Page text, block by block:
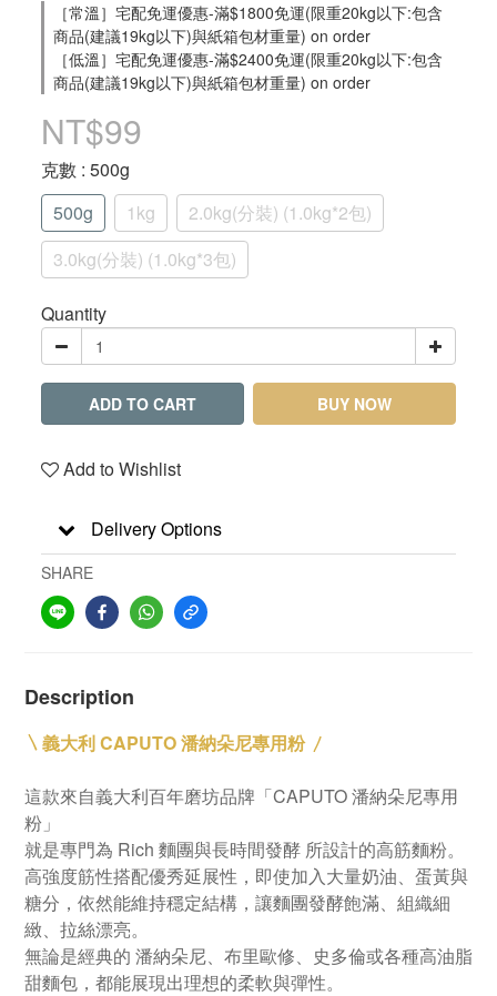
［常溫］宅配免運優惠-滿$1800免運(限重20kg以下:包含
商品(建議19kg以下)與紙箱包材重量) on order
［低溫］宅配免運優惠-滿$2400免運(限重20kg以下:包含
商品(建議19kg以下)與紙箱包材重量) on order
NT$99
克數 : 500g
500g
1kg
2.0kg(分裝) (1.0kg*2包)
3.0kg(分裝) (1.0kg*3包)
Quantity
ADD TO CART BUY NOW
Add to Wishlist
Delivery Options
SHARE
Description
〵義大利 CAPUTO 潘納朵尼專用粉〳
這款來自義大利百年磨坊品牌「CAPUTO 潘納朵尼專用
粉」
就是專門為 Rich 麵團與長時間發酵 所設計的高筋麵粉。
高強度筋性搭配優秀延展性， 即使加入大量奶油、蛋黃與
糖分，依然能維持穩定結構， 讓麵團發酵飽滿、組織細
緻、拉絲漂亮。
無論是經典的 潘納朵尼、布里歐修、史多倫或各種高油脂
甜麵包，都能展現出理想的柔軟與彈性。